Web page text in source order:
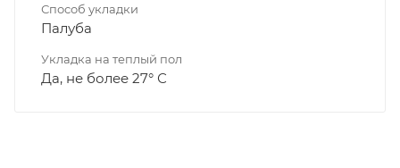
Способ укладки
Палуба
Укладка на теплый пол
Да, не более 27° С